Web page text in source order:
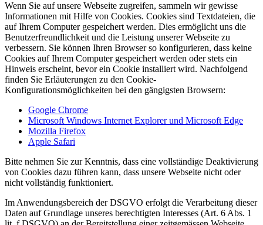
Wenn Sie auf unsere Webseite zugreifen, sammeln wir gewisse
Informationen mit Hilfe von Cookies. Cookies sind Textdateien, die
auf Ihrem Computer gespeichert werden. Dies ermöglicht uns die
Benutzerfreundlichkeit und die Leistung unserer Webseite zu
verbessern. Sie können Ihren Browser so konfigurieren, dass keine
Cookies auf Ihrem Computer gespeichert werden oder stets ein
Hinweis erscheint, bevor ein Cookie installiert wird. Nachfolgend
finden Sie Erläuterungen zu den Cookie-
Konfigurationsmöglichkeiten bei den gängigsten Browsern:
Google Chrome
Microsoft Windows Internet Explorer und Microsoft Edge
Mozilla Firefox
Apple Safari
Bitte nehmen Sie zur Kenntnis, dass eine vollständige Deaktivierung
von Cookies dazu führen kann, dass unsere Webseite nicht oder
nicht vollständig funktioniert.
Im Anwendungsbereich der DSGVO erfolgt die Verarbeitung dieser
Daten auf Grundlage unseres berechtigten Interesses (Art. 6 Abs. 1